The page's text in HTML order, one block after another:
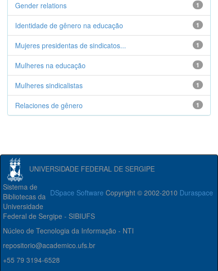
1
Gender relations
1
Identidade de gênero na educação
1
Mujeres presidentas de sindicatos...
1
Mulheres na educação
1
Mulheres sindicalistas
1
Relaciones de gênero
UNIVERSIDADE FEDERAL DE SERGIPE
DSpace Software Copyright © 2002-2010 Duraspace
Sistema de
Bibliotecas da
Universidade
Federal de Sergipe - SIBIUFS
Núcleo de Tecnologia da Informação - NTI
repositorio@academico.ufs.br
+55 79 3194-6528